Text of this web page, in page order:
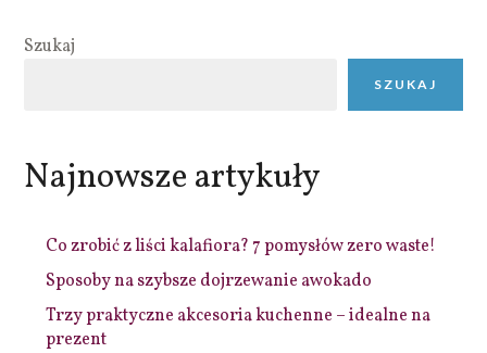
Szukaj
SZUKAJ
Najnowsze artykuły
Co zrobić z liści kalafiora? 7 pomysłów zero waste!
Sposoby na szybsze dojrzewanie awokado
Trzy praktyczne akcesoria kuchenne – idealne na
prezent